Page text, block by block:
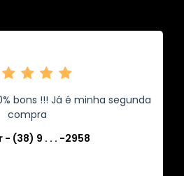
bons !!! Já é minha segunda
compra
- (38) 9 . . . -2958